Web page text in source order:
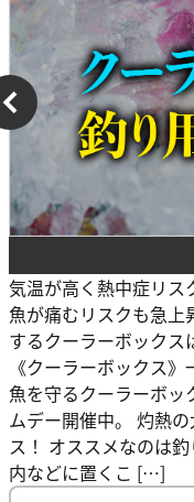
気温が高く熱中症リス
魚が痛むリスクも急
するクーラーボック
《クーラーボックス
魚を守るクーラーボ
ムデー開催中。 灼熱
ス！ オススメなのは
内などに置くこ […]